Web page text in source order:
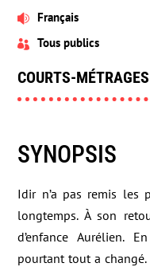
 Français
 Tous publics
COURTS-
SYNOPSIS
Idir n’a pas remis les
longtemps. À son
d’enfance Aurélien.
pourtant tout a